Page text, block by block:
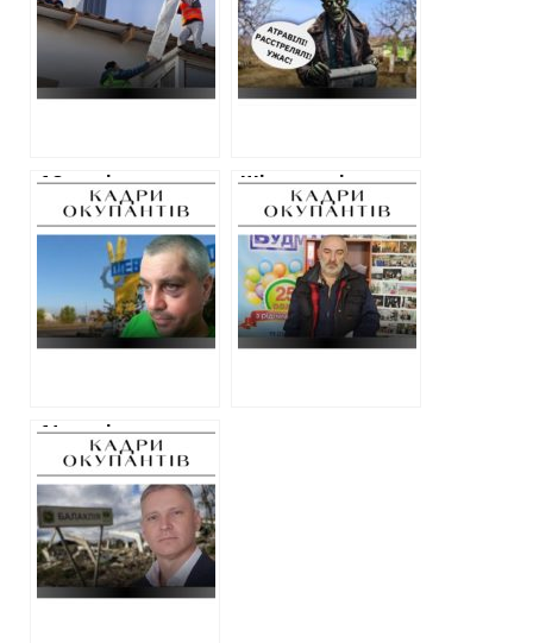
відремонтують
пошкоджені
будинки
підрозділи ТРО на
Харківщині
10 років тюрми –
вирок керівнику
“народної міліції”
на Харківщині,
якого спочатку
виправдали
Шість років
тюрми – вирок
“голові” села на
Ізюмщині під час
окупації
14 років тюрми –
вирок
“начальнику
міліції Балаклії” в
окупації